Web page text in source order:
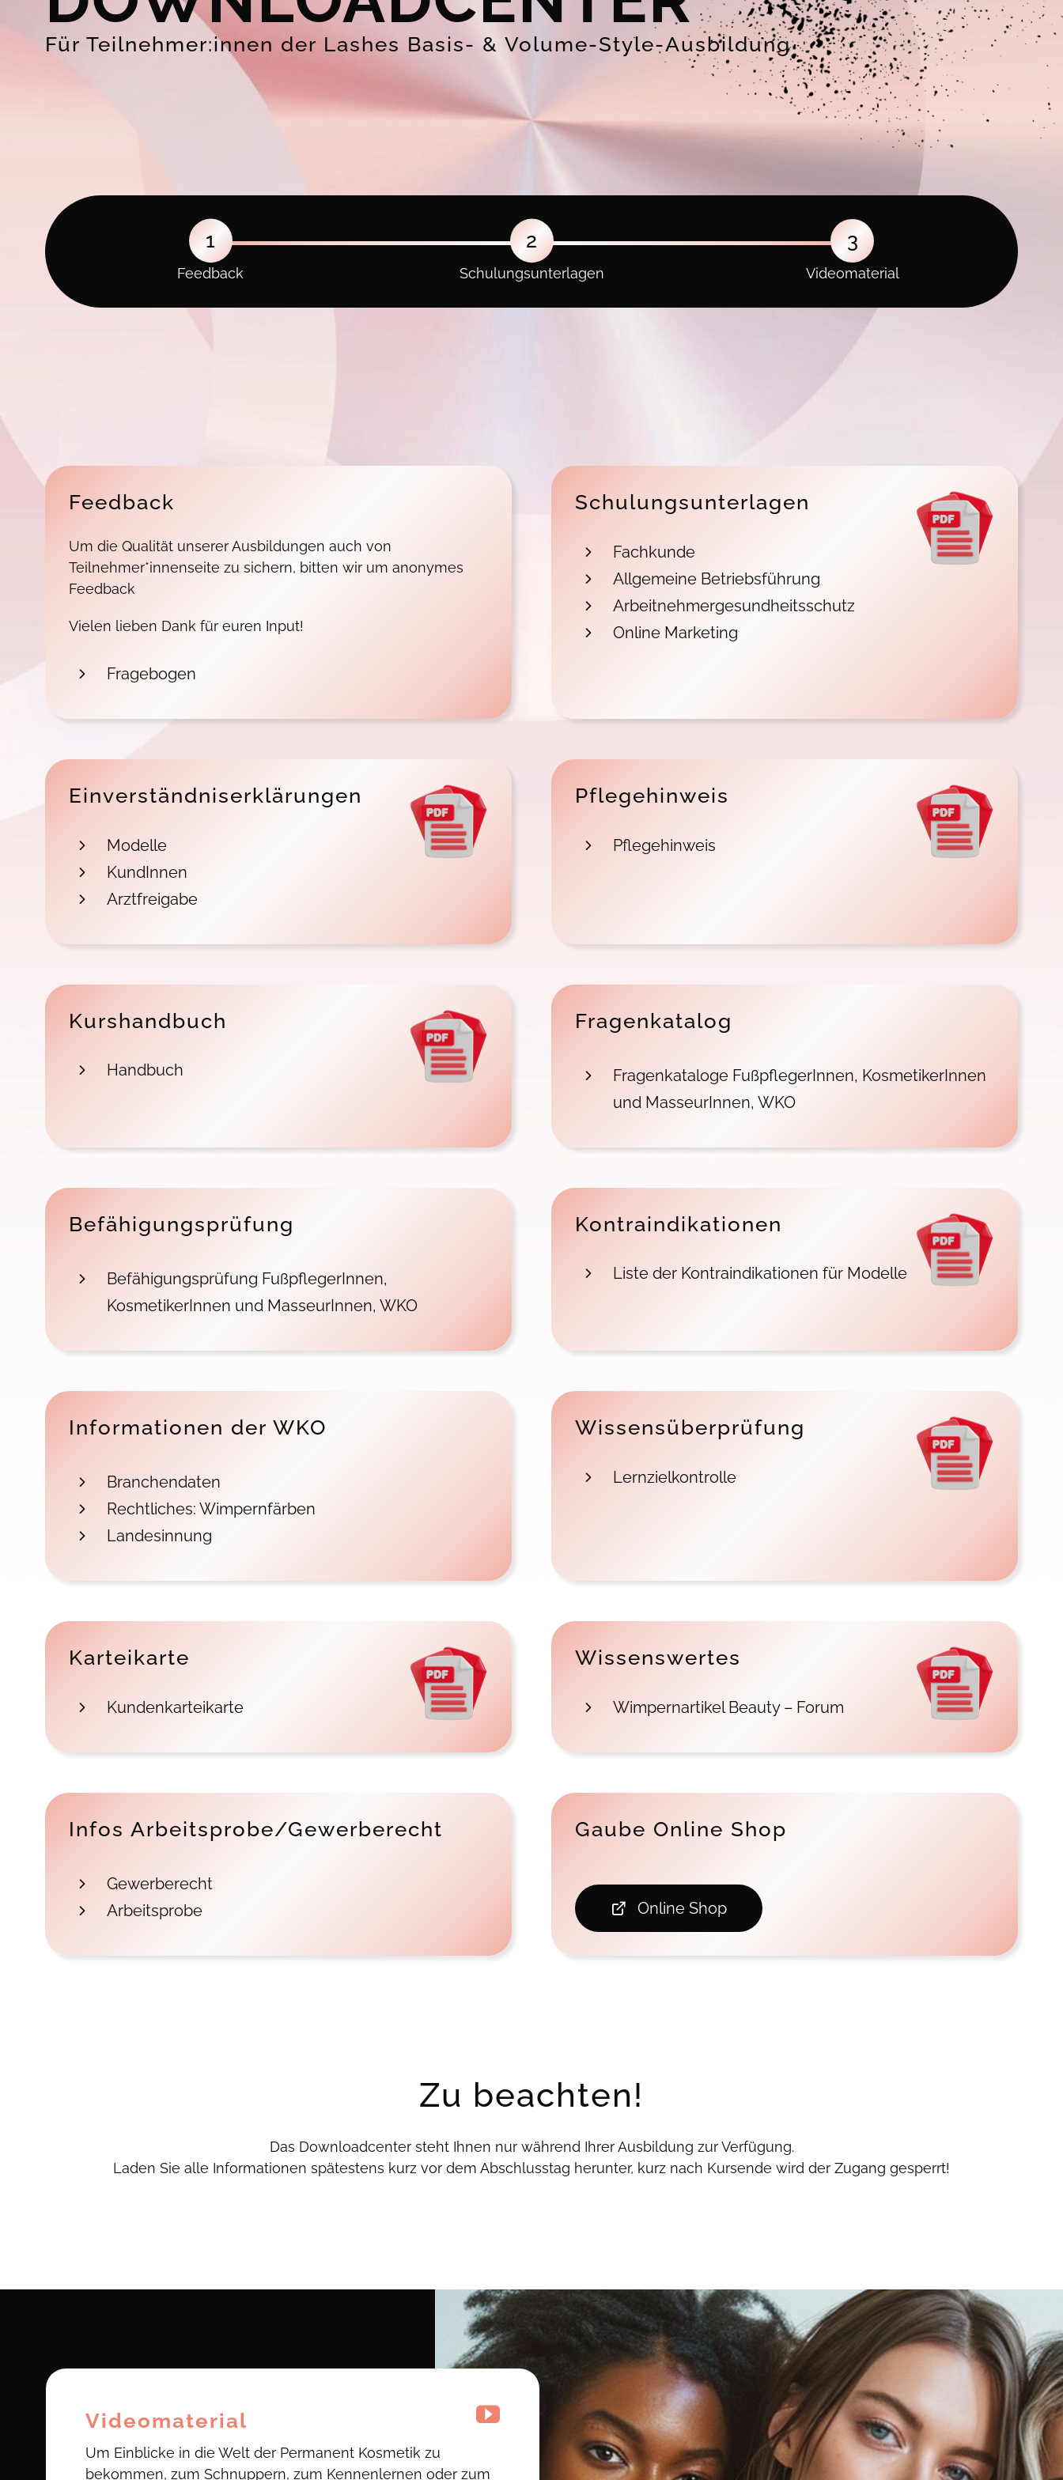
Für Teilnehmer:innen der Lashes Basis- & Volume-Style-Ausbildung
1
Feedback
2
Schulungsunterlagen
3
Videomaterial
Feedback
Um die Qualität unserer Ausbildungen auch von
Teilnehmer*innenseite zu sichern, bitten wir um anonymes
Feedback
Vielen lieben Dank für euren Input!
Fragebogen
Schulungsunterlagen
Fachkunde
Allgemeine Betriebsführung
Arbeitnehmergesundheitsschutz
Online Marketing
Einverständniserklärungen
Modelle
KundInnen
Arztfreigabe
Pflegehinweis
Pflegehinweis
Kurshandbuch
Handbuch
Fragenkatalog
Fragenkataloge FußpflegerInnen, KosmetikerInnen
und MasseurInnen, WKO
Befähigungsprüfung
Befähigungsprüfung FußpflegerInnen,
KosmetikerInnen und MasseurInnen, WKO
Kontraindikationen
Liste der Kontraindikationen für Modelle
Informationen der WKO
Branchendaten
Rechtliches: Wimpernfärben
Landesinnung
Wissensüberprüfung
Lernzielkontrolle
Karteikarte
Kundenkarteikarte
Wissenswertes
Wimpernartikel Beauty – Forum
Infos Arbeitsprobe/Gewerberecht
Gewerberecht
Arbeitsprobe
Gaube Online Shop
Online Shop
Zu beachten!
Das Downloadcenter steht Ihnen nur während Ihrer Ausbildung zur Verfügung.
Laden Sie alle Informationen spätestens kurz vor dem Abschlusstag herunter, kurz nach Kursende wird der Zugang gesperrt!
Videomaterial
Um Einblicke in die Welt der Permanent Kosmetik zu
bekommen, zum Schnuppern, zum Kennenlernen oder zum